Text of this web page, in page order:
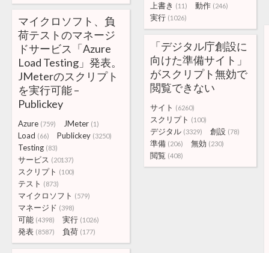
上書き (11) 動作 (246)
実行 (1026)
マイクロソフト、負
荷テストのマネージ
ドサービス「Azure
Load Testing」発表。
JMeterのスクリプト
を実行可能 –
Publickey
Azure (759) JMeter (1)
Load (66) Publickey (3250)
Testing (83)
サービス (20137)
スクリプト (100)
テスト (873)
マイクロソフト (579)
マネージド (398)
可能 (4398) 実行 (1026)
発表 (8587) 負荷 (177)
「デジタル庁創設に
向けた準備サイト」
がスクリプト無効で
閲覧できない
サイト (6260)
スクリプト (100)
デジタル (3329) 創設 (78)
準備 (206) 無効 (230)
閲覧 (408)